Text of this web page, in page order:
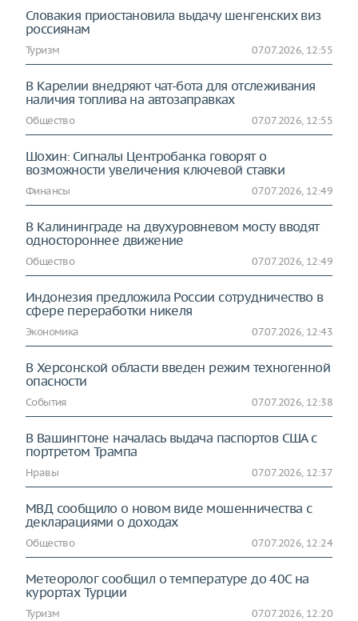
Словакия приостановила выдачу шенгенских виз
россиянам
Туризм 07.07.2026, 12:55
В Карелии внедряют чат-бота для отслеживания
наличия топлива на автозаправках
Общество 07.07.2026, 12:55
Шохин: Сигналы Центробанка говорят о
возможности увеличения ключевой ставки
Финансы 07.07.2026, 12:49
В Калининграде на двухуровневом мосту вводят
одностороннее движение
Общество 07.07.2026, 12:49
Индонезия предложила России сотрудничество в
сфере переработки никеля
Экономика 07.07.2026, 12:43
В Херсонской области введен режим техногенной
опасности
События 07.07.2026, 12:38
В Вашингтоне началась выдача паспортов США с
портретом Трампа
Нравы 07.07.2026, 12:37
МВД сообщило о новом виде мошенничества с
декларациями о доходах
Общество 07.07.2026, 12:24
Метеоролог сообщил о температуре до 40C на
курортах Турции
Туризм 07.07.2026, 12:20